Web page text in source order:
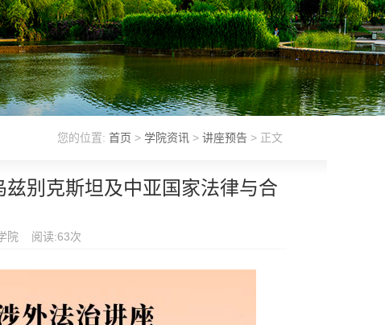
您的位置: 首页 > 学院资讯 > 讲座预告 > 正文
兹别克斯坦及中亚国家法律与合
院 阅读:63次